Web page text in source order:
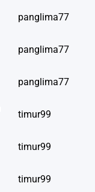
panglima77
panglima77
panglima77
timur99
timur99
timur99